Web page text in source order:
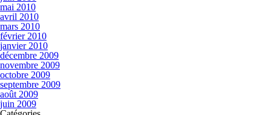
mai 2010
avril 2010
mars 2010
février 2010
janvier 2010
décembre 2009
novembre 2009
octobre 2009
septembre 2009
août 2009
juin 2009